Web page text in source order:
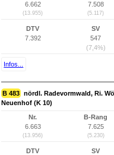
6.662
(13.955)
7.508
(5.117)
DTV
7.392
SV
547
(7,4%)
Infos...
B 483 nördl. Radevormwald, Ri.
Neuenhof (K 10)
Nr.
6.663
(13.956)
B-Rang
7.625
(5.230)
DTV
SV